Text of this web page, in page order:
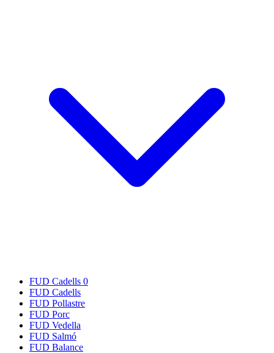
FUD Cadells 0
FUD Cadells
FUD Pollastre
FUD Porc
FUD Vedella
FUD Salmó
FUD Balance